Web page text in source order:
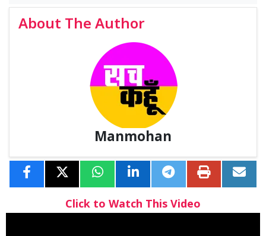
About The Author
Manmohan
Click to Watch This Video